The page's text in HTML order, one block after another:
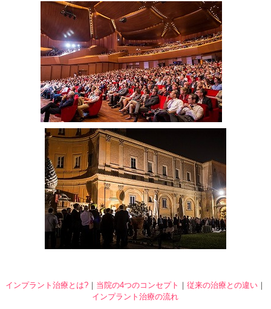
インプラント治療とは?｜ 当院の4つのコンセプト ｜ 従来の治療との違い｜
インプラント治療の流れ